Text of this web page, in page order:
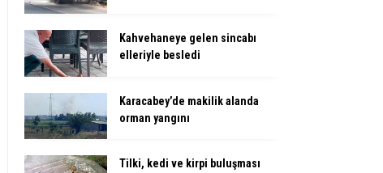
Kahvehaneye gelen sincabı
elleriyle besledi
Karacabey’de makilik alanda
orman yangını
Tilki, kedi ve kirpi buluşması